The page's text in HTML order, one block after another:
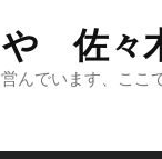
や 佐々
んでいます、ここ